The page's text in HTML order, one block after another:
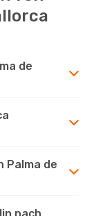
de
Palma de